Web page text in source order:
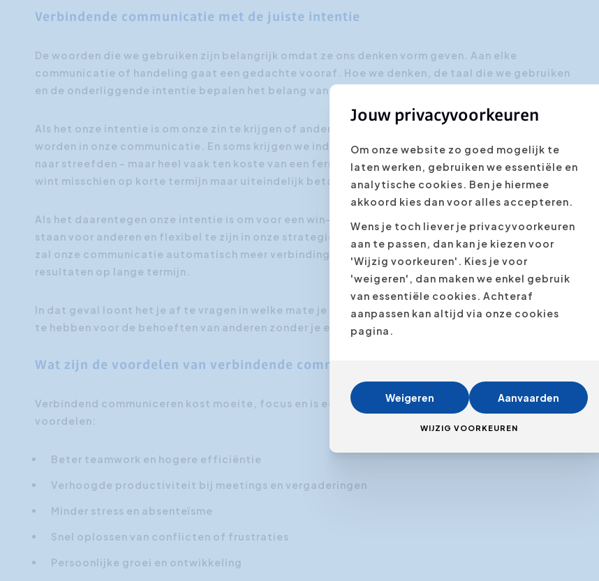
Verbindende communicatie met de juiste intentie
De woorden die we gebruiken zijn belangrijk omdat ze ons denken vorm geven. Aan elke
communicatie of handeling gaat een gedachte vooraf. Hoe we denken, de taal die we gebruiken
en de onderliggende intentie bepalen het belang van verbindende communicatie.
Als het onze intentie is om onze zin te krijgen of anderen te manipuleren, zal dat weerspiegeld
worden in onze communicatie. En soms krijgen we inderdaad onze zin of het resultaat waar we
naar streefden - maar heel vaak ten koste van een ferme deuk in de relatie of samenwerking. Je
wint misschien op korte termijn maar uiteindelijk betaal je er vroeg of laat een prijs voor.
Als het daarentegen onze intentie is om voor een win-win te gaan en we bereid zijn om open te
staan voor anderen en flexibel te zijn in onze strategie (zonder onze behoeften los te laten) dan
zal onze communicatie automatisch meer verbinding creëren en streven we naar duurzame
resultaten op lange termijn.
In dat geval loont het je af te vragen in welke mate je in staat bent om te luisteren naar en begrip
te hebben voor de behoeften van anderen zonder je eigen behoeften uit het oog te verliezen.
Wat zijn de voordelen van verbindende communicatie op het werk?
Verbindend communiceren kost moeite, focus en is een bewust keuze. Gelukkig zijn er veel
voordelen:
Beter teamwork en hogere efficiëntie
Verhoogde productiviteit bij meetings en vergaderingen
Minder stress en absenteïsme
Snel oplossen van conflicten of frustraties
Persoonlijke groei en ontwikkeling
Jouw privacyvoorkeuren
Om onze website zo goed mogelijk te
laten werken, gebruiken we essentiële en
analytische cookies. Ben je hiermee
akkoord kies dan voor alles accepteren.
Wens je toch liever je privacyvoorkeuren
aan te passen, dan kan je kiezen voor
'Wijzig voorkeuren'. Kies je voor
'weigeren', dan maken we enkel gebruik
van essentiële cookies. Achteraf
aanpassen kan altijd via onze cookies
pagina.
Weigeren Aanvaarden
WIJZIG VOORKEUREN